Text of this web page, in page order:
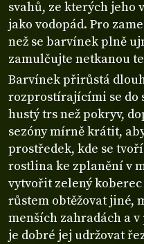
svahů, ze kterých jeho
jako vodopád. Pro
než se barvínek plně
zamulčujte netkanou
Barvínek přirůstá
rozprostírajícími se do
hustý trs než pokryv,
sezóny mírně krátit,
prostředek, kde se
rostlina ke zplanění v
vytvořit zelený
růstem obtěžovat jiné,
menších zahradách a
je dobré jej udržovat